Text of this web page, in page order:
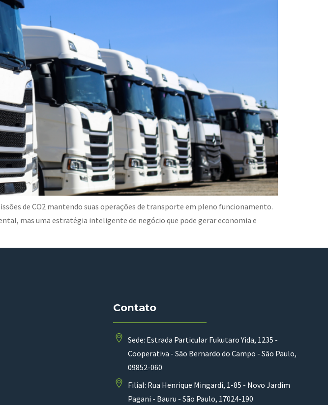
de CO2 mantendo suas operações de transporte em pleno funcionamento.
mas uma estratégia inteligente de negócio que pode gerar economia e
Contato
Sede: Estrada Particular Fukutaro Yida, 1235 -
Cooperativa - São Bernardo do Campo - São Paulo,
09852-060
Filial: Rua Henrique Mingardi, 1-85 - Novo Jardim
Pagani - Bauru - São Paulo, 17024-190